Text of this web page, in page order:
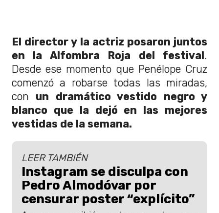
El director y la actriz posaron juntos
en la Alfombra Roja del festival.
Desde ese momento que Penélope Cruz
comenzó a robarse todas las miradas,
con un dramático vestido negro y
blanco que la dejó en las mejores
vestidas de la semana.
LEER TAMBIÉN
Instagram se disculpa con
Pedro Almodóvar por
censurar poster “explícito”